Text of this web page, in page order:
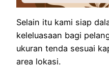
Selain itu kami siap
keleluasaan bagi
ukuran tenda sesuai
area lokasi.